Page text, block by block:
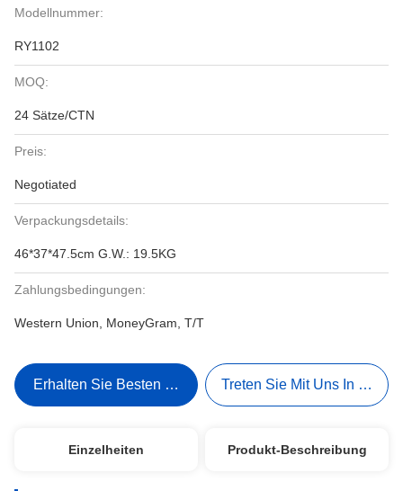
Modellnummer:
RY1102
MOQ:
24 Sätze/CTN
Preis:
Negotiated
Verpackungsdetails:
46*37*47.5cm G.W.: 19.5KG
Zahlungsbedingungen:
Western Union, MoneyGram, T/T
Erhalten Sie Besten Preis Treten Sie Mit Uns In
Einzelheiten Produkt-Beschreibung